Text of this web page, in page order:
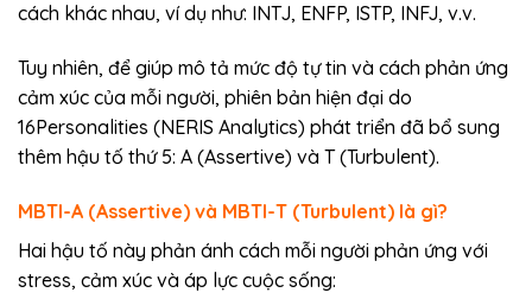
cách khác nhau, ví dụ như: INTJ, ENFP, ISTP, INFJ, v.v.
Tuy nhiên, để giúp mô tả mức độ tự tin và cách phản ứng
cảm xúc của mỗi người, phiên bản hiện đại do
16Personalities (NERIS Analytics) phát triển đã bổ sung
thêm hậu tố thứ 5: A (Assertive) và T (Turbulent).
MBTI-A (Assertive) và MBTI-T (Turbulent) là gì?
Hai hậu tố này phản ánh cách mỗi người phản ứng với
stress, cảm xúc và áp lực cuộc sống: